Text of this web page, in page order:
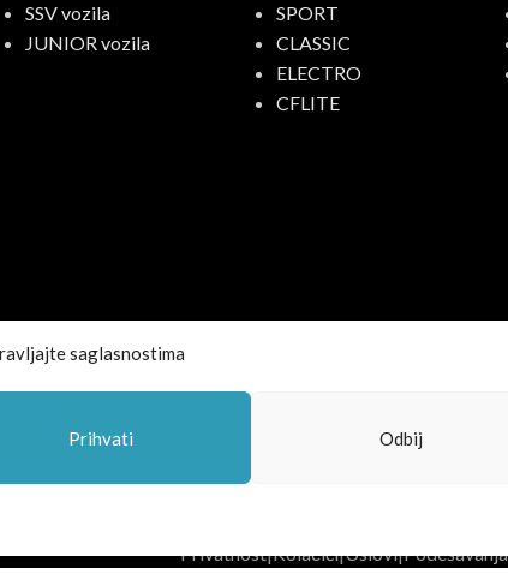
saglasnostima
Prihvati Odbij
SSV vozila
JUNIOR vozila
SPORT
CLASSIC
ELECTRO
CFLITE
Privatnost|Kolačići|Uslovi|